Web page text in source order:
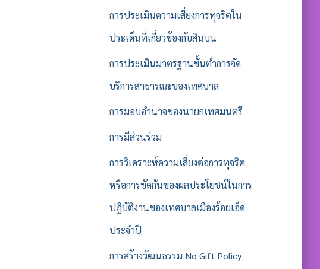
การประเมินความเสี่ยงการทุจริตใน
ประเด็นที่เกี่ยวข้องกับสินบน
การประเมินมาตรฐานขั้นต่ำการจัด
บริการสาธารณะของเทศบาล
การมอบอำนาจของนายกเทศมนตรี
การมีส่วนร่วม
การวิเคราะห์ความเสี่ยงต่อการทุจริต
หรือการขัดกันของผลประโยชน์ในการ
ปฏิบัติงานของเทศบาลเมืองร้อยเอ็ด
ประจำปี
การสร้างวัฒนธรรม No Gift Policy